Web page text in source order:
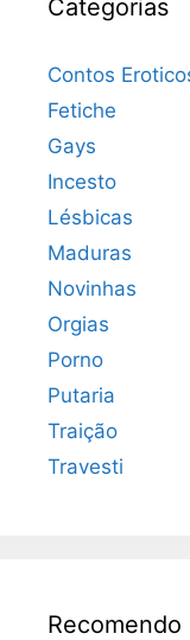
Categorias
Contos
Fetiche
Gays
Incesto
Lésbicas
Maduras
Novinhas
Orgias
Porno
Putaria
Traição
Travesti
Recomendo